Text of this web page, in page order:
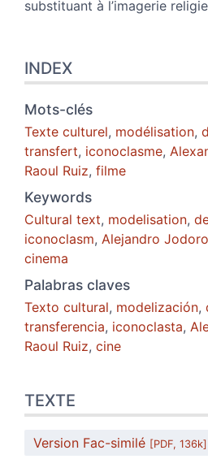
substituant à l’imagerie
INDEX
Mots-clés
Texte culturel, modélisation,
transfert, iconoclasme,
Raoul Ruiz, filme
Keywords
Cultural text, modelisation,
iconoclasm, Alejandro
cinema
Palabras claves
Texto cultural, modelización,
transferencia, iconoclasta,
Raoul Ruiz, cine
TEXTE
Version Fac-similé [PDF, 136k]